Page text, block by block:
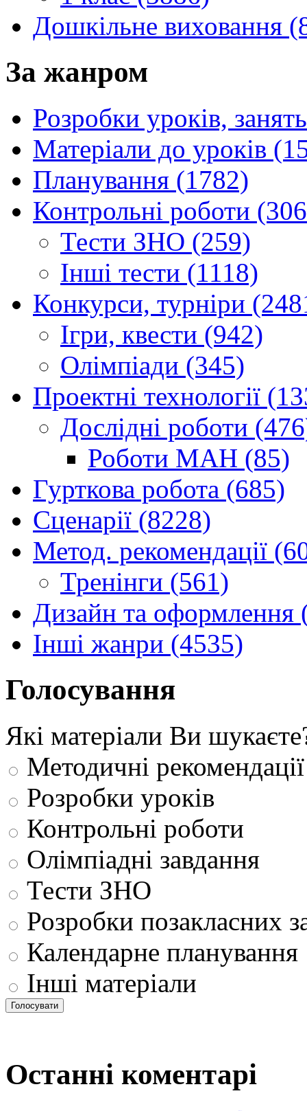
Дошкільне виховання
За жанром
Розробки уроків,
Матеріали до уроків
Планування (1782)
Контрольні роботи
Тести ЗНО (259)
Інші тести (1118)
Конкурси, турніри
Ігри, квести (942)
Олімпіади (345)
Проектні технології
Дослідні роботи
Роботи МАН (85)
Гурткова робота (685)
Сценарії (8228)
Метод. рекомендації
Тренінги (561)
Дизайн та оформлення
Інші жанри (4535)
Голосування
Які матеріали Ви
Методичні рекомендації
Розробки уроків
Контрольні роботи
Олімпіадні завдання
Тести ЗНО
Розробки позакласних
Календарне планування
Інші матеріали
Останні коментарі